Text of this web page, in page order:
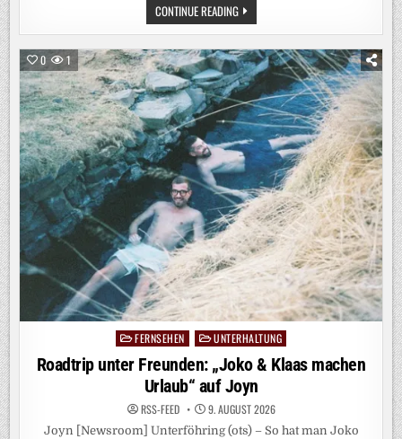
CONTINUE READINGAMORE
OHNE
WORTE?
IN
„AMORE
UNTER
PALMEN“
SPRECHEN
BUSFAHRER
MATTHIAS
(50,
LÜNEBURG)
UND
THAILÄNDERIN
NAT
AB
MORGEN
AUF
JOYN
NUR
DIE
SPRACHE
DER
LIEBE
0 1
Posted
in
FERNSEHEN UNTERHALTUNG
Roadtrip unter Freunden: „Joko & Klaas machen
Urlaub“ auf Joyn
RSS-FEED 9. AUGUST 2026
Joyn [Newsroom] Unterföhring (ots) – So hat man Joko